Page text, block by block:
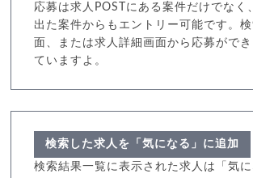
応募は求人POSTにある案件だけでなく
出た案件からもエントリー可能です。
面、または求人詳細画面から応募がで
ていますよ。
検索した求人を「気になる」に追加
検索結果一覧に表示された求人は「気